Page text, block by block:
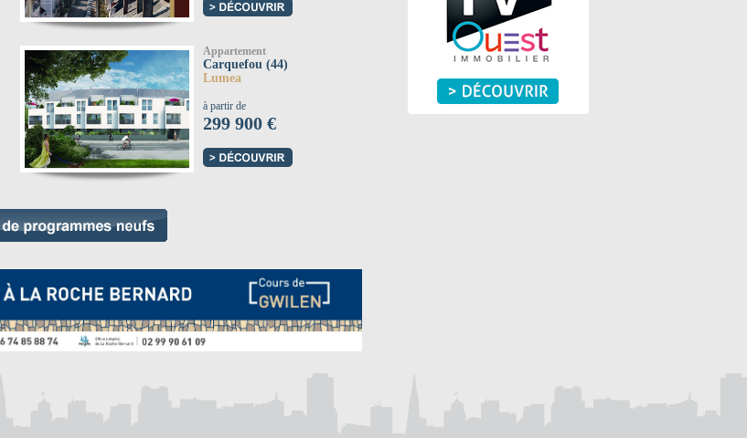
Appartement
Carquefou (44)
Lumea
à partir de
299 900 €